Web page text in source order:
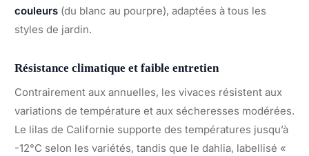
couleurs (du blanc au pourpre), adaptées à tous les
styles de jardin.
Résistance climatique et faible entretien
Contrairement aux annuelles, les vivaces résistent aux
variations de température et aux sécheresses modérées.
Le lilas de Californie supporte des températures jusqu’à
-12°C selon les variétés, tandis que le dahlia, labellisé «